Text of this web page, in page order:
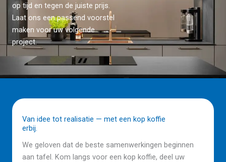
op tijd en tegen de juiste prijs.
Laat ons een passend voorstel
maken voor uw volgende
project.
Van idee tot realisatie — met een kop koffie
erbij.
We geloven dat de beste samenwerkingen beginnen
aan tafel. Kom langs voor een kop koffie, deel uw